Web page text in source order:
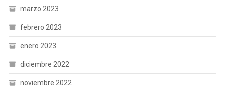
marzo 2023
febrero 2023
enero 2023
diciembre 2022
noviembre 2022